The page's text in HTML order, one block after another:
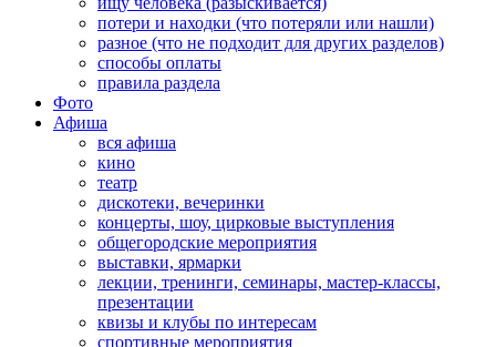
потери и находки (что потеряли или нашли)
разное (что не подходит для других разделов)
способы оплаты
правила раздела
Фото
Афиша
вся афиша
кино
театр
дискотеки, вечеринки
концерты, шоу, цирковые выступления
общегородские мероприятия
выставки, ярмарки
лекции, тренинги, семинары, мастер-классы,
презентации
квизы и клубы по интересам
спортивные мероприятия